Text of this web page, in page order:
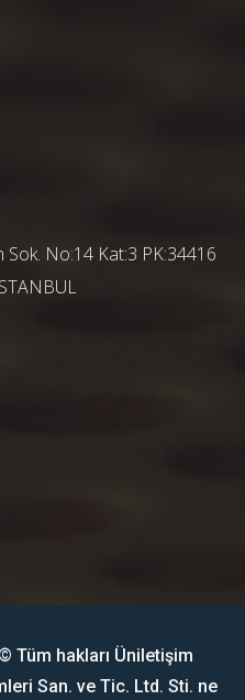
Sok. No:14 Kat:3 PK:34416
Tüm hakları Üniletişim
San. ve Tic. Ltd. Sti. ne